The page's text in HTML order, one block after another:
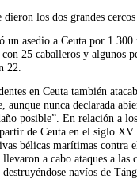
los dos grandes
un asedio a Ceuta por
25 caballeros y algunos
22.
en Ceuta también
aunque nunca declarada
posible”. En relación a
de Ceuta en el siglo
bélicas marítimas contra
a cabo ataques a las
navíos de